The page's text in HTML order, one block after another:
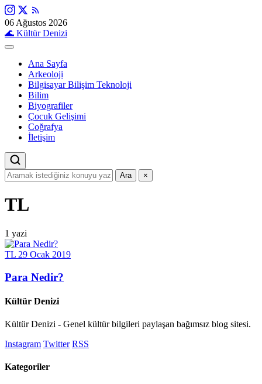
06 Ağustos 2026
🌊 Kültür Denizi
Ana Sayfa
Arkeoloji
Bilgisayar Bilişim Teknoloji
Bilim
Biyografiler
Çocuk Gelişimi
Coğrafya
İletişim
Ara ×
TL
1 yazi
TL 29 Ocak 2019
Para Nedir?
Kültür Denizi
Kültür Denizi - Genel kültür bilgileri paylaşan bağımsız blog sitesi.
Instagram Twitter RSS
Kategoriler